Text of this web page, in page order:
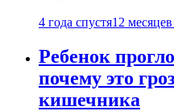
4 года спустя12
Ребенок
почему это
кишечника